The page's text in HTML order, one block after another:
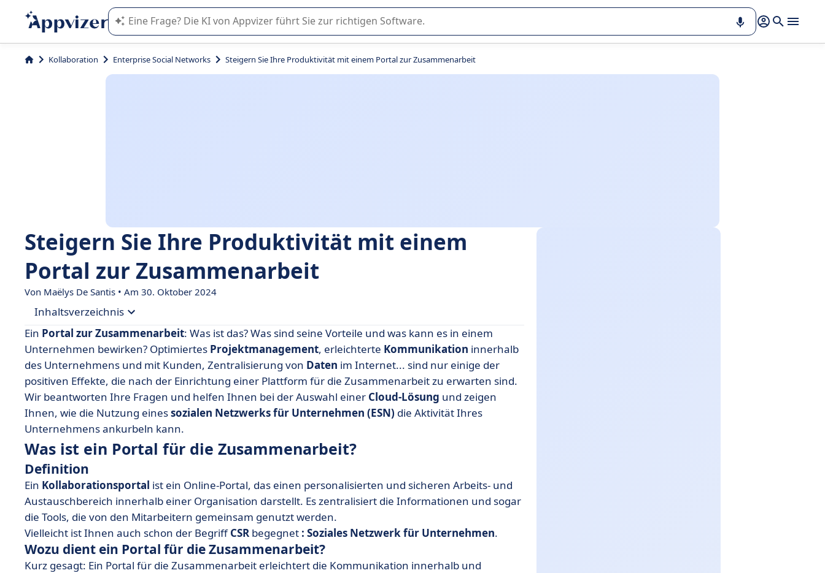
Die KI von Appvizer führt Sie bei der Nutzung oder Auswahl von SaaS-Software in Unternehmen.
Kollaboration Enterprise Social Networks Steigern Sie Ihre Produktivität mit einem Portal zur Zusammenarbeit
Steigern Sie Ihre Produktivität mit einem
Portal zur Zusammenarbeit
Von Maëlys De Santis • Am 30. Oktober 2024
Inhaltsverzeichnis
• Was ist ein Portal für die Zusammenarbeit?
• Warum sollte man ein kollaboratives Portal einrichten?
• Die Funktionen eines Portals für die Zusammenarbeit in Unternehmen
• Wie wählt man ein Portal für die Zusammenarbeit aus?
• Arbeiten Sie zusammen, um besser zu arbeiten
• Bevor Sie sich für ein Portal zur Zusammenarbeit entscheiden...
Ein Portal zur Zusammenarbeit: Was ist das? Was sind seine Vorteile und was kann es in einem
Unternehmen bewirken? Optimiertes Projektmanagement, erleichterte Kommunikation innerhalb
des Unternehmens und mit Kunden, Zentralisierung von Daten im Internet... sind nur einige der
positiven Effekte, die nach der Einrichtung einer Plattform für die Zusammenarbeit zu erwarten sind.
Wir beantworten Ihre Fragen und helfen Ihnen bei der Auswahl einer Cloud-Lösung und zeigen
Ihnen, wie die Nutzung einessozialen Netzwerks für Unternehmen (ESN) die Aktivität Ihres
Unternehmens ankurbeln kann.
Was ist ein Portal für die Zusammenarbeit?
Definition
Ein Kollaborationsportal ist ein Online-Portal, das einen personalisierten und sicheren Arbeits- und
Austauschbereich innerhalb einer Organisation darstellt. Es zentralisiert die Informationen und sogar
die Tools, die von den Mitarbeitern gemeinsam genutzt werden.
Vielleicht ist Ihnen auch schon der BegriffCSR begegnet : Soziales Netzwerk für Unternehmen.
Wozu dient ein Portal für die Zusammenarbeit?
Kurz gesagt: Ein Portal für die Zusammenarbeit erleichtert die Kommunikation innerhalb und